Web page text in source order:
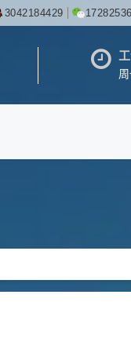
3042184429